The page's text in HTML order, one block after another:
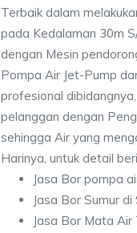
Terbaik dalam
pada Kedalaman 30m
dengan Mesin
Pompa Air Jet-Pump
profesional
pelanggan dengan
sehingga Air yang
Harinya, untuk detail
Jasa Bor pompa
Jasa Bor Sumur di
Jasa Bor Mata Air